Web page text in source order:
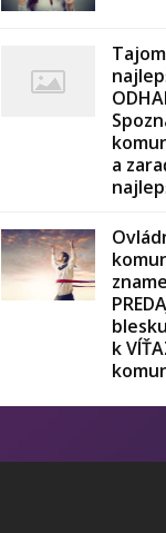
a
k